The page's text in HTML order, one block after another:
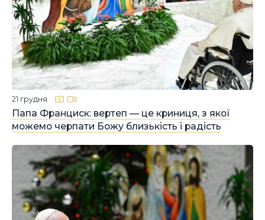
Папа Франциск: вертеп — це криниця, з якої
можемо черпати Божу близькість і радість
21 грудня